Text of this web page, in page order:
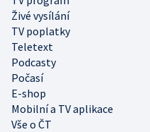
Živé vysílání
TV poplatky
Teletext
Podcasty
Počasí
E-shop
Mobilní a TV aplikace
Vše o ČT